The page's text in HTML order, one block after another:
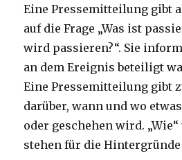
Eine Pressemitteilung gibt
auf die Frage „Was ist
wird passieren?“. Sie
an dem Ereignis beteiligt
Eine Pressemitteilung gibt
darüber, wann und wo
oder geschehen wird. „Wie“
stehen für die